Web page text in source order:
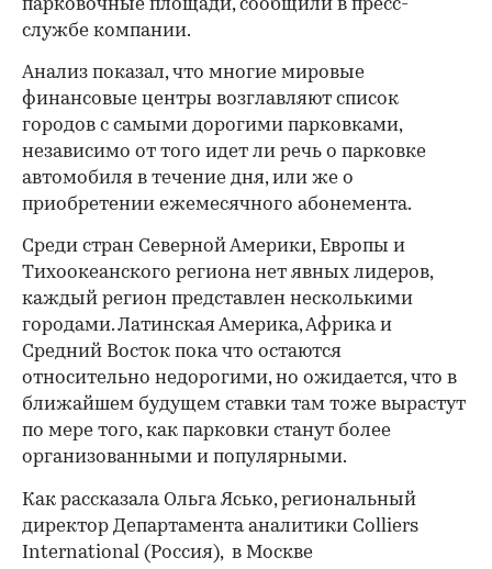
парковочные площади, сообщили в пресс-
службе компании.
Анализ показал, что многие мировые
финансовые центры возглавляют список
городов с самыми дорогими парковками,
независимо от того идет ли речь о парковке
автомобиля в течение дня, или же о
приобретении ежемесячного абонемента.
Среди стран Северной Америки, Европы и
Тихоокеанского региона нет явных лидеров,
каждый регион представлен несколькими
городами. Латинская Америка, Африка и
Средний Восток пока что остаются
относительно недорогими, но ожидается, что в
ближайшем будущем ставки там тоже вырастут
по мере того, как парковки станут более
организованными и популярными.
Как рассказала Ольга Ясько, региональный
директор Департамента аналитики Colliers
International (Россия), в Москве